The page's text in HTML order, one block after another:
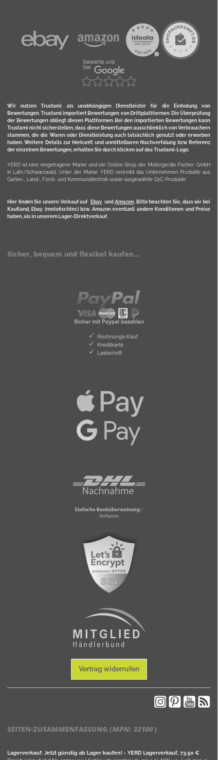
Wir nutzen Trustami als unabhängigen Dienstleister für die Einholung von
Bewertungen. Trustami importiert Bewertungen von Drittplattformen. Die Überprüfung
der Bewertungen obliegt diesen Plattformen. Bei den importierten Bewertungen kann
Trustami nicht sicherstellen, dass diese Bewertungen ausschließlich von Verbrauchern
stammen, die die Waren oder Dienstleistung auch tatsächlich genutzt oder erworben
haben. Weitere Details zur Herkunft und unmittelbaren Nachverfolung bzw. Referenz
der einzelnen Bewertungen, erhalten Sie durch klicken auf das Trustami-Logo.
YERD ist eine eingetragene Marke und ein Online-Shop der Motorgeräte Fischer GmbH
in Lahr/Schwarzwald. Unter der Marke YERD vertreibt das Unternehmen Produkte aus
Garten-, Land-, Forst- und Kommunaltechnik sowie ausgewählte D2C-Produkte.
Hier finden Sie unsern Verkauf auf Ebayund Amazon. Bitte beachten Sie, dass wir bei
Kaufland, Ebay (motofischtec) bzw. Amazon eventuell andere Konditionen und Preise
haben, als in unserem Lager-Direktverkauf.
Sicher, bequem und flexibel kaufen...
Vertrag widerrufen
SEITEN-ZUSAMMENFASSUNG (MPN: 33100)
Lagerverkauf: Jetzt günstig ab Lager kaufen! - YERD Lagerverkauf, 73,50 €